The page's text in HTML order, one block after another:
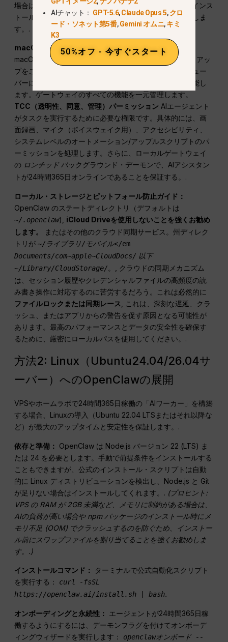
場合はインストールし、OpenClaw CLI をグローバルにインス
トールし、オンボーディング・ウィザードを直ちに起動しま
す。.
macOS Companion App：インストールフローでは、
macOS コンパニオンアプリ（OpenClaw.app）のセットアッ
プをご案内します。このアプリケーションはトップメニュー
バーに常駐し、ゲートウェイのコアブローカーとして機能し
ます。ゲートウェイのすべての機能を一元管理します。
TCC（透明性、同意、管理）パーミッション AIエージェント
がタスクを実行するために必要な権限です。具体的には、画
面録画、マイク（ボイスウェイク用）、アクセシビリティ、
システムレベルのオートメーション/アップルスクリプトのパ
ーミッションを処理します。さらに、ローカルゲートウェイ
の ロンチッド バックグラウンド・デーモンで、AIアシスタン
トが24時間365日オンラインであることを保証する。.
ローカル・ストレージとピットフォール防止ガイド：
OpenClaw のステートディレクトリ（デフォルトは
~/.openclaw), iCloud Driveを使用しないことを強くお勧め
します。
またはその他のクラウド同期サービス。州ディレク
トリが~/ライブラリ/モバイル</em
Documents/com~apple~CloudDocs/ 以下
~/Library/CloudStorage/。
, クラウドの同期メカニズム
は、セッション履歴やクレデンシャルファイルの高頻度の読
み書き操作に対応するのに苦労するだろう。これは必然的に
ファイルロックまたは同期レース
, これは、深刻な遅延、クラ
ッシュ、またはアプリからの警告を促す原因となる可能性が
あります。最高のパフォーマンスとデータの安全性を確保す
るために、厳密にローカルパスを使用してください。.
方法2: Linux（Ubuntu24.04/26.04サ
ーバー）へのOpenClawの展開
VPSやホームラボで24時間365日稼働の「AIワーカー」を構築
する場合、Linuxの導入（Ubuntu 22.04 LTSまたはそれ以降な
ど）が最大のアップタイムと安定性を保証します。.
依存と準備： OpenClaw は Node.js バージョン 22 (LTS) ま
たは 24 を必要とします。手動で前提条件をインストールする
こともできますが、公式のインストール・スクリプトは自動
的に Linux ディストリビューションを検出し、Node.js と Git
が足りない場合はインストールしてくれます。. (プロヒント:
VPS の RAM が 2GB 未満など、メモリに制約がある場合は、
AIの負荷が高い場合や npm パッケージのインストール時にメ
モリ不足 (OOM) でクラッシュするのを防ぐため、インストー
ル前にスワップファイルを割り当てることを強くお勧めしま
す。 .)
インストールコマンド：
ターミナルで公式自動化スクリプト
を実行する： curl -fsSL
https://openclaw.ai/install.sh | bash.
オンボーディングと永続性：
エージェントが24時間365日稼
働するようにするには、デーモンフラグを付けてオンボーデ
ィングウィザードを実行します： openclawオンボード --
AIチャット： GPT-5.6,Claude Opus 5,クロ
ード・ソネット第5番,Gemini オムニ,キミ
K3
50%オフ - 今すぐスタート